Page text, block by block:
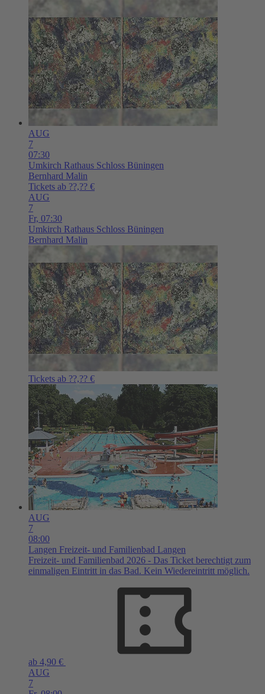
AUG
7
07:30
Umkirch Rathaus Schloss Büningen
Bernhard Malin
Tickets ab ??,?? €
AUG
7
Fr, 07:30
Umkirch Rathaus Schloss Büningen
Bernhard Malin
Tickets ab ??,?? €
AUG
7
08:00
Langen Freizeit- und Familienbad Langen
Freizeit- und Familienbad 2026 - Das Ticket berechtigt zum
einmaligen Eintritt in das Bad. Kein Wiedereintritt möglich.
ab 4,90 €
AUG
7